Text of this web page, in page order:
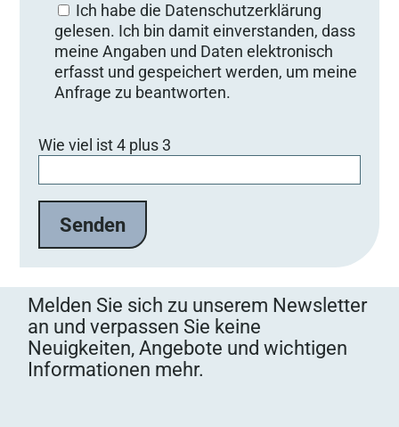
Ich habe die Datenschutzerklärung
gelesen. Ich bin damit einverstanden, dass
meine Angaben und Daten elektronisch
erfasst und gespeichert werden, um meine
Anfrage zu beantworten.
Wie viel ist 4 plus 3
Melden Sie sich zu unserem Newsletter
an und verpassen Sie keine
Neuigkeiten, Angebote und wichtigen
Informationen mehr.